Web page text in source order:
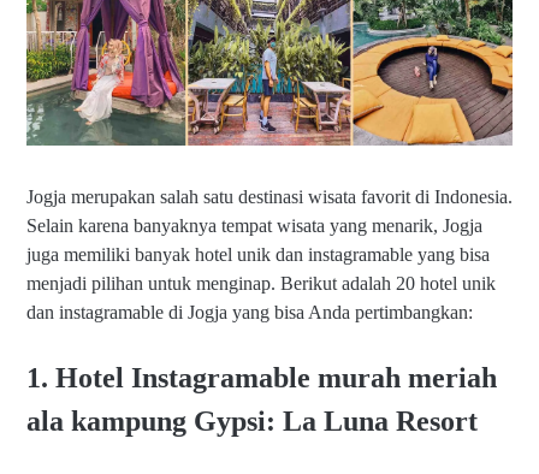
Jogja merupakan salah satu destinasi wisata favorit di Indonesia.
Selain karena banyaknya tempat wisata yang menarik, Jogja
juga memiliki banyak hotel unik dan instagramable yang bisa
menjadi pilihan untuk menginap. Berikut adalah 20 hotel unik
dan instagramable di Jogja yang bisa Anda pertimbangkan:
1. Hotel Instagramable murah meriah
ala kampung Gypsi: La Luna Resort